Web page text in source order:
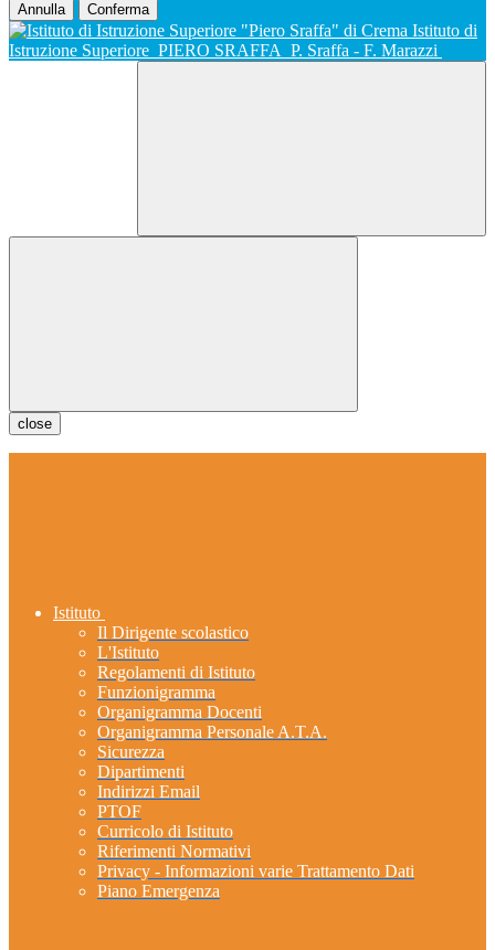
Annulla Conferma
Istituto di
Istruzione Superiore PIERO SRAFFA P. Sraffa - F. Marazzi
close
Istituto
Il Dirigente scolastico
L'Istituto
Regolamenti di Istituto
Funzionigramma
Organigramma Docenti
Organigramma Personale A.T.A.
Sicurezza
Dipartimenti
Indirizzi Email
PTOF
Curricolo di Istituto
Riferimenti Normativi
Privacy - Informazioni varie Trattamento Dati
Piano Emergenza